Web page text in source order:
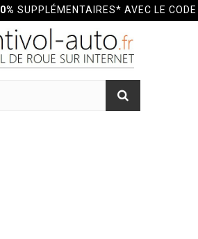
SUPPLÉMENTAIRES* AVEC LE CODE